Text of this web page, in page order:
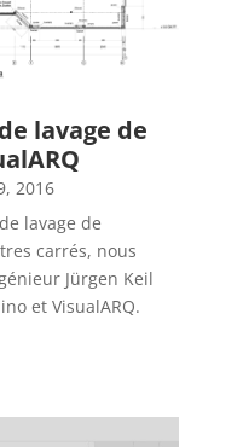
lavage de
2016
lavage de
carrés, nous
Jürgen Keil
et VisualARQ.